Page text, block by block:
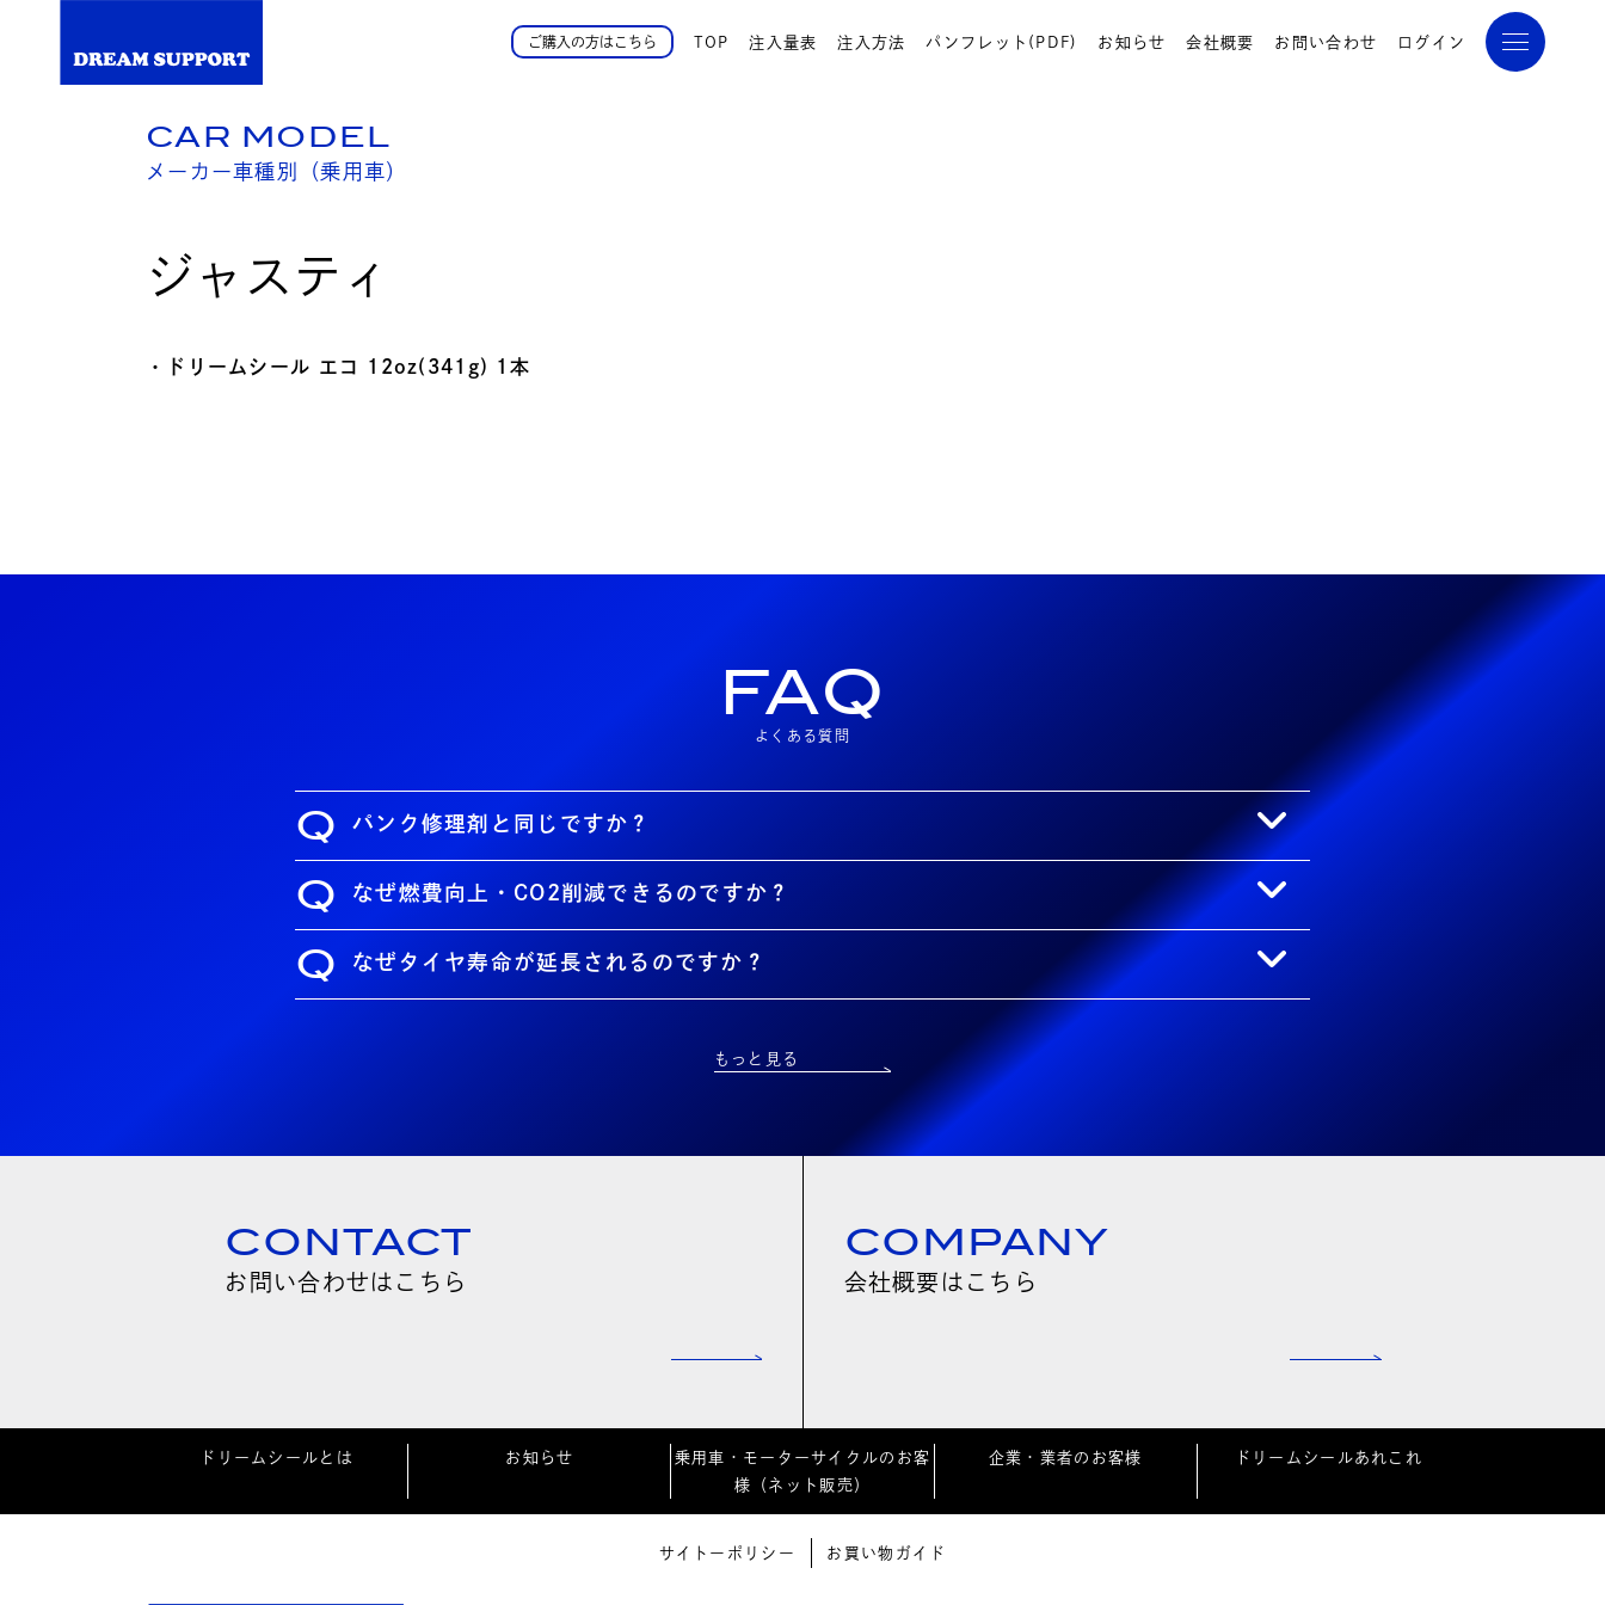
ご購入の方はこちら TOP 注入量表 注入方法 パンフレット(PDF) お知らせ 会社概要 お問い合わせ ログイン
CAR MODEL
メーカー車種別（乗用車）
ジャスティ
・ドリームシール エコ 12oz(341g) 1本
FAQ
よくある質問
Q パンク修理剤と同じですか？
Q なぜ燃費向上・CO2削減できるのですか？
Q なぜタイヤ寿命が延長されるのですか？
もっと見る
CONTACT
お問い合わせはこちら
COMPANY
会社概要はこちら
ドリームシールとは お知らせ
乗用車・モーターサイクルのお客
様（ネット販売）
企業・業者のお客様 ドリームシールあれこれ
サイトーポリシー お買い物ガイド